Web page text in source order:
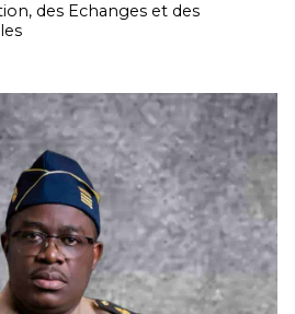
des Echanges et des